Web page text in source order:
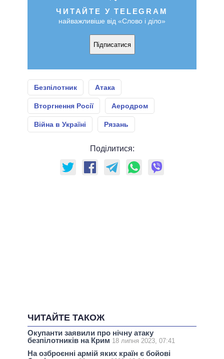
ЧИТАЙТЕ У TELEGRAM
найважливіше від «Слово і діло»
Підписатися
Безпілотник Атака
Вторгнення Росії Аеродром
Війна в Україні Рязань
Поділитися:
ЧИТАЙТЕ ТАКОЖ
Окупанти заявили про нічну атаку
безпілотників на Крим 18 липня 2023, 07:41
На озброєнні армій яких країн є бойові